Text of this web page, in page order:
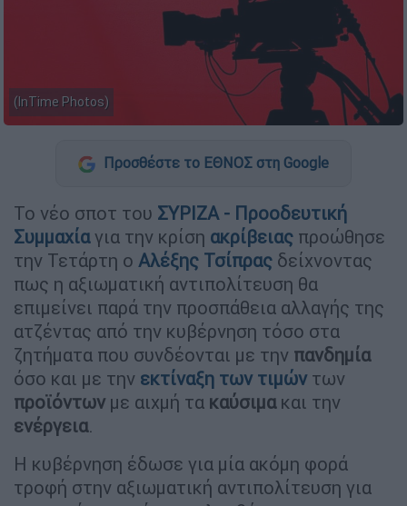
(InTime Photos)
Προσθέστε το ΕΘΝΟΣ στη Google
Το νέο σποτ του ΣΥΡΙΖΑ - Προοδευτική
Συμμαχίαγια την κρίση ακρίβειας προώθησε
την Τετάρτη ο Αλέξης Τσίπρας δείχνοντας
πως η αξιωματική αντιπολίτευση θα
επιμείνει παρά την προσπάθεια αλλαγής της
ατζέντας από την κυβέρνηση τόσο στα
ζητήματα που συνδέονται με την πανδημία
όσο και με την εκτίναξη των τιμώντων
προϊόντων με αιχμή τα καύσιμακαι την
ενέργεια.
Η κυβέρνηση έδωσε για μία ακόμη φορά
τροφή στην αξιωματική αντιπολίτευση για